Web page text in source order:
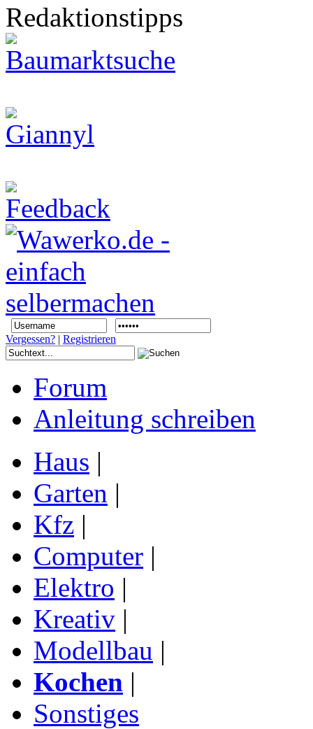
Redaktionstipps
Vergessen? | Registrieren
Forum
Anleitung schreiben
Haus |
Garten |
Kfz |
Computer |
Elektro |
Kreativ |
Modellbau |
Kochen |
Sonstiges